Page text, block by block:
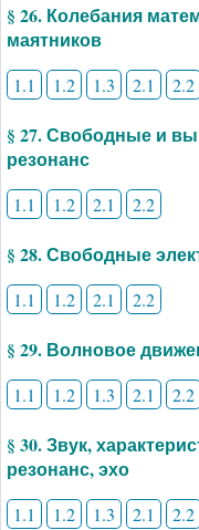
§ 26. Колебания
маятников
1.1 1.2 1.3 2.1 2.2
§ 27. Свободные и
резонанс
1.1 1.2 2.1 2.2
§ 28. Свободные
1.1 1.2 2.1 2.2
§ 29. Волновое
1.1 1.2 1.3 2.1 2.2
§ 30. Звук,
резонанс, эхо
1.1 1.2 1.3 2.1 2.2